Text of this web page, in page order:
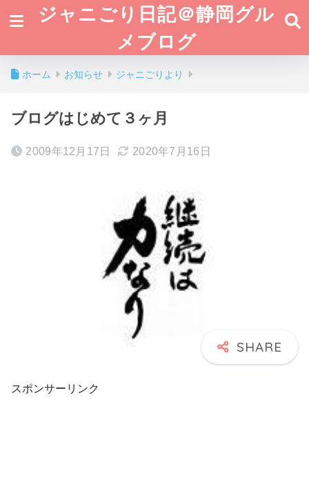
ジャニごり日記＠静岡グル
メブログ
ホーム お知らせ ジャニごりより
ブログはじめて３ヶ月
2009年12月17日 2020年7月16日
スポンサーリンク